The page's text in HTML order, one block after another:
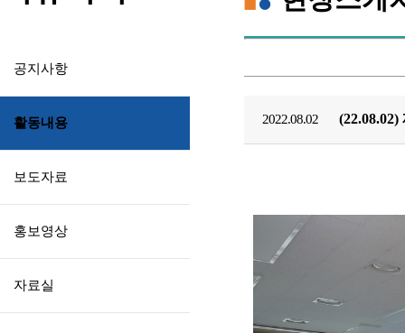
공지사항
활동내용
보도자료
홍보영상
자료실
2022.08.02